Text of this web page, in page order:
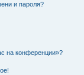
и пароля?
на конференции»?